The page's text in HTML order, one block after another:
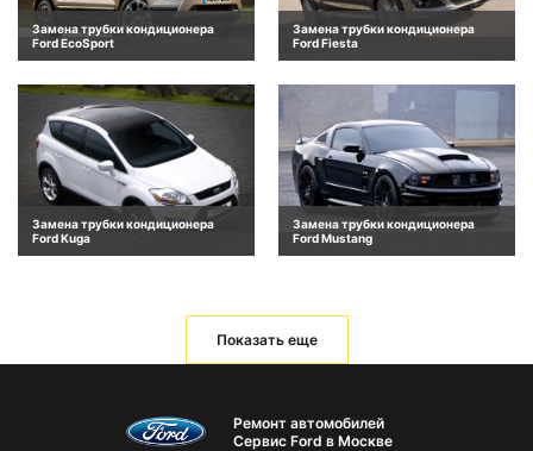
Замена трубки кондиционера
Ford EcoSport
Замена трубки кондиционера
Ford Fiesta
Замена трубки кондиционера
Ford Kuga
Замена трубки кондиционера
Ford Mustang
Показать еще
Ремонт автомобилей
Сервис Ford в Москве